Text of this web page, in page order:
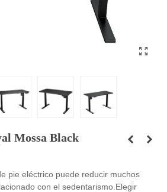
Mossa Black
pie eléctrico puede reducir muchos
con el sedentarismo.Elegir